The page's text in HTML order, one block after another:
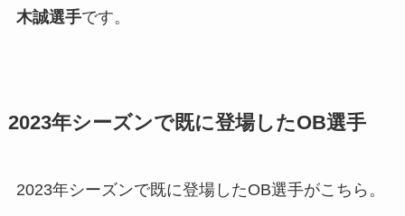
木誠選手です。
2023年シーズンで既に登場したOB選手
2023年シーズンで既に登場したOB選手がこちら。